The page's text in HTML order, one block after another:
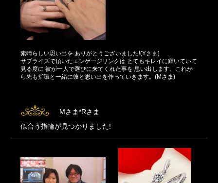
素晴らしい思い出を ありがとうございました!(Yさま)
サプライズで頂いたエンゲージリングは とてもキレイに輝いていて
見る度に 彼が一人で選びに来てくれた事を 思い出します。これか
ら先も指環と一緒に彼と思い出を作っていきます。(Mさま)
Mさま*Rさま
似合う指輪が見つかりました!